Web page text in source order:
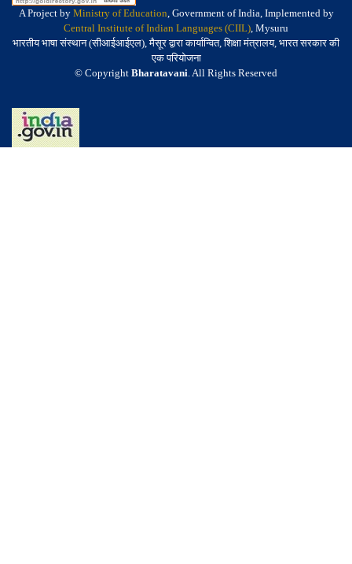
A Project by Ministry of Education, Government of India, Implemented by
Central Institute of Indian Languages (CIIL), Mysuru
भारतीय भाषा संस्थान (सीआईआईएल), मैसूर द्वारा कार्यान्वित, शिक्षा मंत्रालय, भारत सरकार की
एक परियोजना
© Copyright Bharatavani. All Rights Reserved